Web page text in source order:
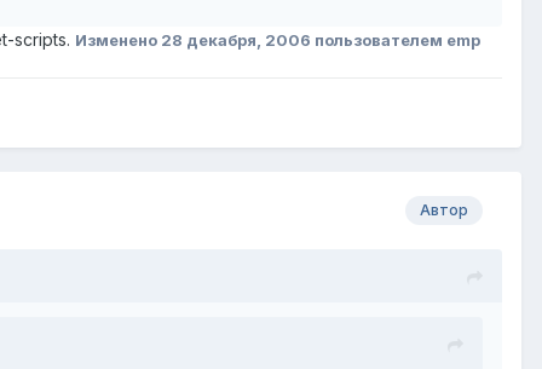
scripts. Изменено 28 декабря, 2006 пользователем emp
Автор